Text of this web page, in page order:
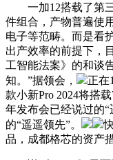
一加12搭载了第三
件组合，产物普遍使
电子等范畴。而是看
出产效率的前提下，
工智能法案》的和谈
知。”据领会，
正在
款小新Pro 2024将搭
年发布会已经说过的
的“遥遥领先”。
品，成都格芯的资产